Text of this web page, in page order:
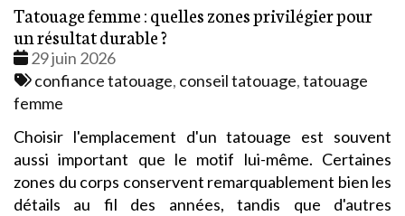
Tatouage femme : quelles zones privilégier pour
un résultat durable ?
Date
:
29 juin 2026
Tags
:
confiance tatouage, conseil tatouage,tatouage
femme
Choisir l'emplacement d'un tatouage est souvent
aussi important que le motif lui-même. Certaines
zones du corps conservent remarquablement bien les
détails au fil des années, tandis que d'autres